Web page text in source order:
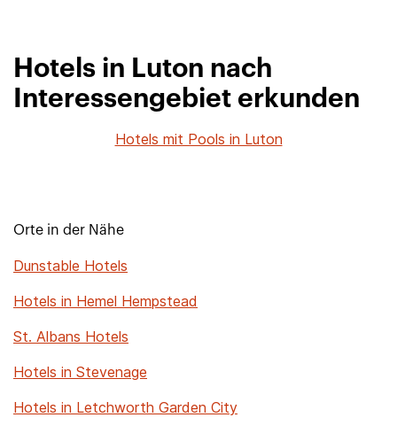
Hotels in Luton nach
Interessengebiet erkunden
Hotels mit Pools in Luton
Orte in der Nähe
Dunstable Hotels
Hotels in Hemel Hempstead
St. Albans Hotels
Hotels in Stevenage
Hotels in Letchworth Garden City